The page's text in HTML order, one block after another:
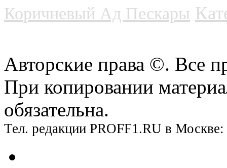
Коричневый Ад Пескары
Авторские права ©. Все
При копировании
обязательна.
Тел. редакции PROFF1.RU в